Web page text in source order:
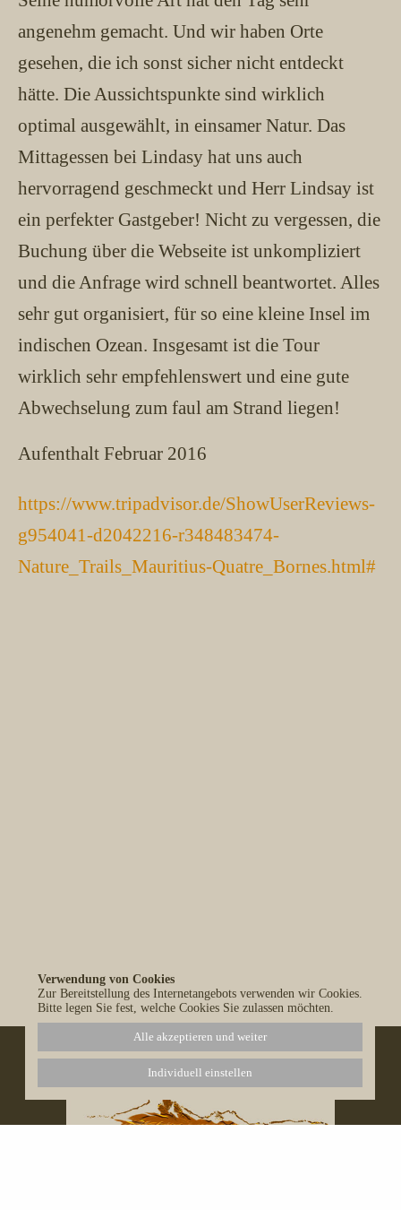
angenehm gemacht. Und wir haben Orte
gesehen, die ich sonst sicher nicht entdeckt
hätte. Die Aussichtspunkte sind wirklich
optimal ausgewählt, in einsamer Natur. Das
Mittagessen bei Lindasy hat uns auch
hervorragend geschmeckt und Herr Lindsay ist
ein perfekter Gastgeber! Nicht zu vergessen, die
Buchung über die Webseite ist unkompliziert
und die Anfrage wird schnell beantwortet. Alles
sehr gut organisiert, für so eine kleine Insel im
indischen Ozean. Insgesamt ist die Tour
wirklich sehr empfehlenswert und eine gute
Abwechselung zum faul am Strand liegen!
Aufenthalt Februar 2016
https://www.tripadvisor.de/ShowUserReviews-
g954041-d2042216-r348483474-
Nature_Trails_Mauritius-Quatre_Bornes.html#
Alle Blog-Einträge anzeigen
Verwendung von Cookies
Zur Bereitstellung des Internetangebots verwenden wir Cookies.
Bitte legen Sie fest, welche Cookies Sie zulassen möchten.
Alle akzeptieren und weiter
Individuell einstellen